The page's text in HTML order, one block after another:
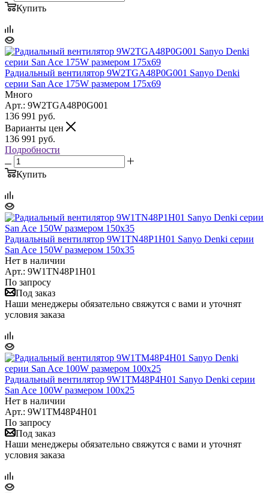
Купить
Радиальный вентилятор 9W2TGA48P0G001 Sanyo Denki
серии San Ace 175W размером 175x69
Много
Арт.: 9W2TGA48P0G001
136 991 руб.
Варианты цен
136 991 руб.
Подробности
Купить
Радиальный вентилятор 9W1TN48P1H01 Sanyo Denki серии
San Ace 150W размером 150x35
Нет в наличии
Арт.: 9W1TN48P1H01
По запросу
Под заказ
Наши менеджеры обязательно свяжутся с вами и уточнят
условия заказа
Радиальный вентилятор 9W1TM48P4H01 Sanyo Denki серии
San Ace 100W размером 100x25
Нет в наличии
Арт.: 9W1TM48P4H01
По запросу
Под заказ
Наши менеджеры обязательно свяжутся с вами и уточнят
условия заказа